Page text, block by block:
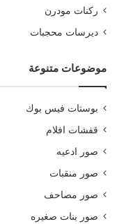
ركنات مودرن
ديرسات محجبات
موضوعات متنوعة
بوستات فيس بوك
قفشات افلام
صور ادعيه
صور منقبات
صور مصاحف
صور بنات صغيره